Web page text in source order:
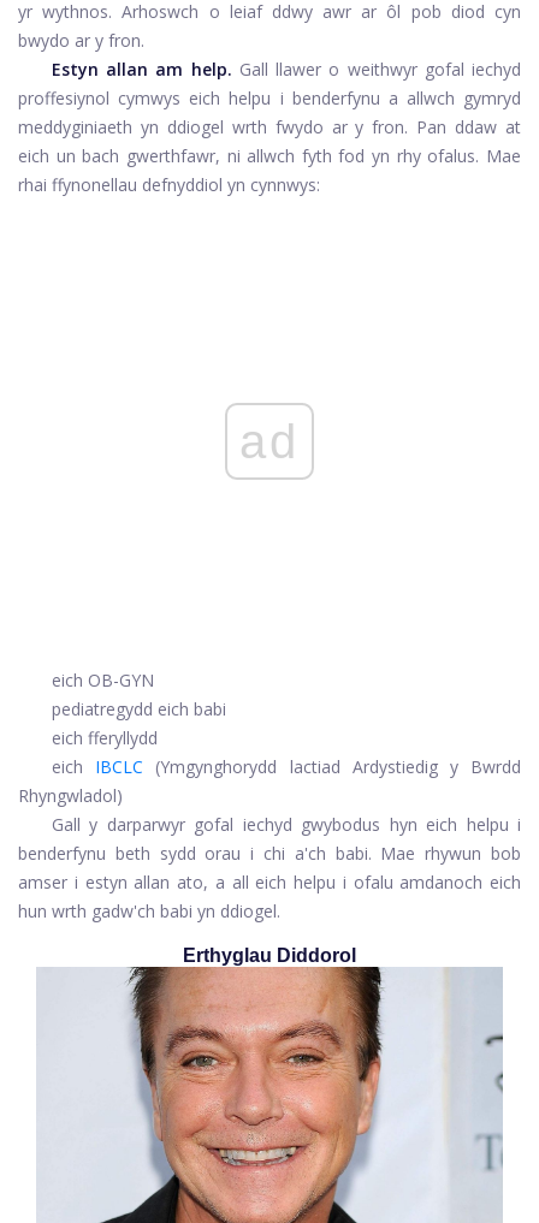
yr wythnos. Arhoswch o leiaf ddwy awr ar ôl pob diod cyn
bwydo ar y fron.
Estyn allan am help. Gall llawer o weithwyr gofal iechyd
proffesiynol cymwys eich helpu i benderfynu a allwch gymryd
meddyginiaeth yn ddiogel wrth fwydo ar y fron. Pan ddaw at
eich un bach gwerthfawr, ni allwch fyth fod yn rhy ofalus. Mae
rhai ffynonellau defnyddiol yn cynnwys:
ad
eich OB-GYN
pediatregydd eich babi
eich fferyllydd
eich
IBCLC
(Ymgynghorydd lactiad Ardystiedig y Bwrdd
Rhyngwladol)
Gall y darparwyr gofal iechyd gwybodus hyn eich helpu i
benderfynu beth sydd orau i chi a'ch babi. Mae rhywun bob
amser i estyn allan ato, a all eich helpu i ofalu amdanoch eich
hun wrth gadw'ch babi yn ddiogel.
Erthyglau Diddorol